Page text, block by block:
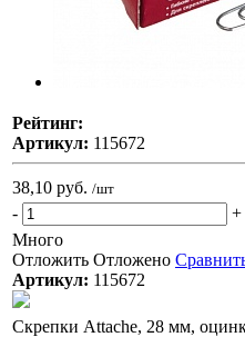
Рейтинг:
Артикул: 115672
38,10 руб. /шт
- +
Много
Отложить Отложено
Артикул: 115672
Скрепки Attache, 28 мм,